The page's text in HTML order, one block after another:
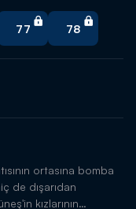
ortasına bomba
de dışarıdan
kızlarının
77 78